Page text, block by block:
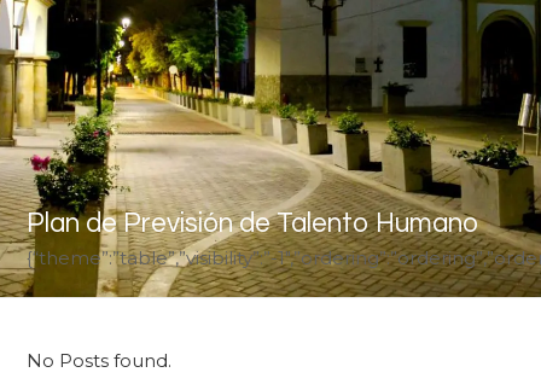
Plan de Previsión de Talento Humano
{“theme”:”table”,”visibility”:”-
No Posts found.